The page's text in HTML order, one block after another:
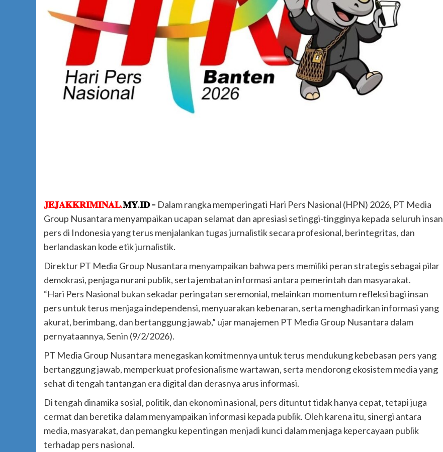
𝐉𝐄𝐉𝐀𝐊𝐊𝐑𝐈𝐌𝐈𝐍𝐀𝐋.𝐌𝐘.𝐈𝐃 – Dalam rangka memperingati Hari Pers Nasional (HPN) 2026, PT Media
Group Nusantara menyampaikan ucapan selamat dan apresiasi setinggi-tingginya kepada seluruh insan
pers di Indonesia yang terus menjalankan tugas jurnalistik secara profesional, berintegritas, dan
berlandaskan kode etik jurnalistik.
Direktur PT Media Group Nusantara menyampaikan bahwa pers memiliki peran strategis sebagai pilar
demokrasi, penjaga nurani publik, serta jembatan informasi antara pemerintah dan masyarakat.
“Hari Pers Nasional bukan sekadar peringatan seremonial, melainkan momentum refleksi bagi insan
pers untuk terus menjaga independensi, menyuarakan kebenaran, serta menghadirkan informasi yang
akurat, berimbang, dan bertanggung jawab,” ujar manajemen PT Media Group Nusantara dalam
pernyataannya, Senin (9/2/2026).
PT Media Group Nusantara menegaskan komitmennya untuk terus mendukung kebebasan pers yang
bertanggung jawab, memperkuat profesionalisme wartawan, serta mendorong ekosistem media yang
sehat di tengah tantangan era digital dan derasnya arus informasi.
Di tengah dinamika sosial, politik, dan ekonomi nasional, pers dituntut tidak hanya cepat, tetapi juga
cermat dan beretika dalam menyampaikan informasi kepada publik. Oleh karena itu, sinergi antara
media, masyarakat, dan pemangku kepentingan menjadi kunci dalam menjaga kepercayaan publik
terhadap pers nasional.